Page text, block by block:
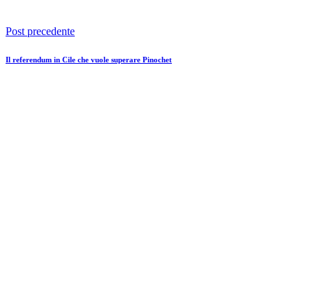
Post precedente
Il referendum in Cile che vuole superare Pinochet